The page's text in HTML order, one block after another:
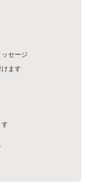
セージ
ます